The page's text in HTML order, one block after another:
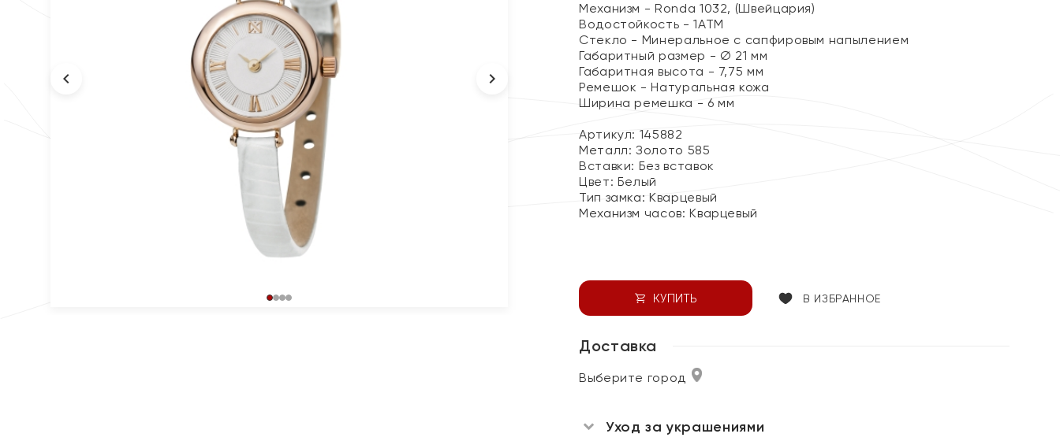
Механизм - Ronda 1032, (Швейцария)
Водостойкость - 1АТМ
Стекло - Минеральное с сапфировым напылением
Габаритный размер - Ø 21 мм
Габаритная высота - 7,75 мм
Ремешок - Натуральная кожа
Ширина ремешка - 6 мм
Артикул: 145882
Металл:Золото 585
Вставки: Без вставок
Цвет: Белый
Тип замка:Кварцевый
Механизм часов:Кварцевый
КУПИТЬ В ИЗБРАННОЕ
Доставка
Выберите город
Уход за украшениями